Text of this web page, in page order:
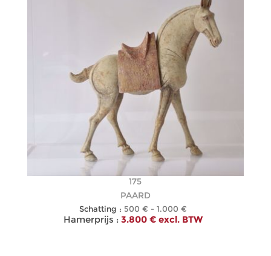
175
PAARD
Schatting : 500 € - 1.000 €
Hamerprijs : 3.800 € excl. BTW